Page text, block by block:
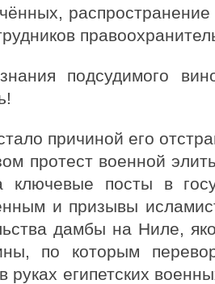
подсудимого
причиной его
протест военной
ключевые посты в
и призывы
дамбы на Ниле,
по которым
руках египетских